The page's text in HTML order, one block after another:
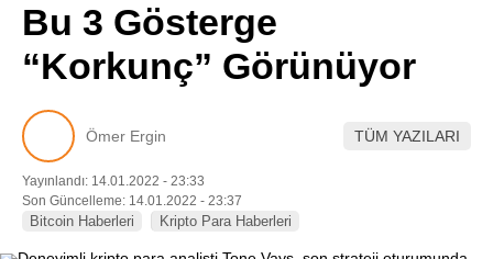
Bu 3 Gösterge
“Korkunç” Görünüyor
Ömer Ergin TÜM YAZILARI
Yayınlandı: 14.01.2022 - 23:33
Son Güncelleme: 14.01.2022 - 23:37
Bitcoin Haberleri Kripto Para Haberleri